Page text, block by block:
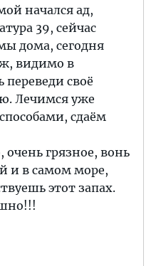
начался ад,
39, сейчас
дома, сегодня
видимо в
своё
Лечимся уже
сдаём
очень грязное, вонь
и в самом море,
этот запах.